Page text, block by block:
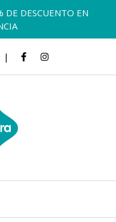
DE DESCUENTO EN